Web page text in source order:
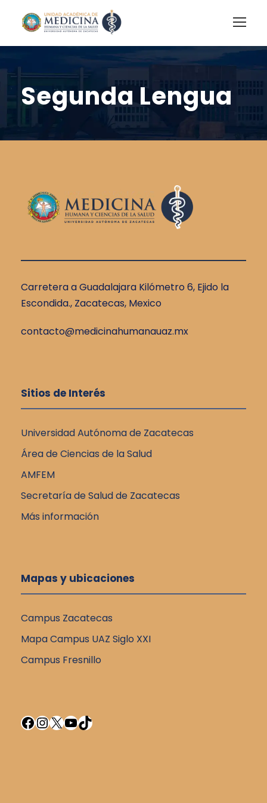
Segunda Lengua
Carretera a Guadalajara Kilómetro 6, Ejido la
Escondida., Zacatecas, Mexico
contacto@medicinahumanauaz.mx
Sitios de Interés
Universidad Autónoma de Zacatecas
Área de Ciencias de la Salud
AMFEM
Secretaría de Salud de Zacatecas
Más información
Mapas y ubicaciones
Campus Zacatecas
Mapa Campus UAZ Siglo XXI
Campus Fresnillo
Facebook InstagramX YouTube TikTok